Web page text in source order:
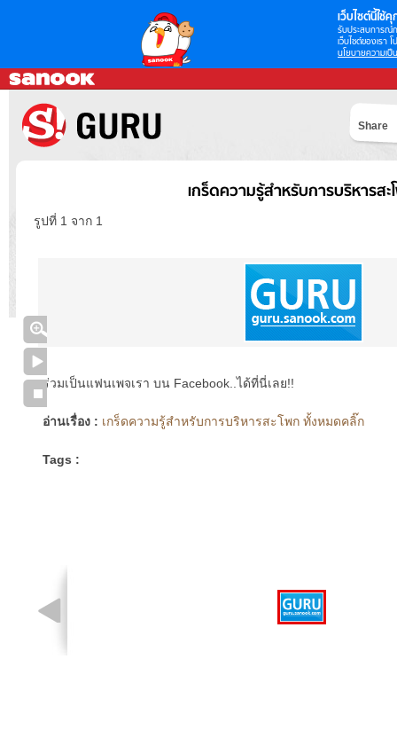
เว็บไซต์นี้ใช้คุ
รับประสบการณ์
เว็บไซต์ของเรา
นโยบายความเป็
Share
เกร็ดความรู้สำหรับการบริหารสะ
รูปที่ 1 จาก 1
ร่วมเป็นแฟนเพจเรา บน Facebook..ได้ที่นี่เลย!!
อ่านเรื่อง : เกร็ดความรู้สำหรับการบริหารสะโพก ทั้งหมดคลิ๊ก
Tags :